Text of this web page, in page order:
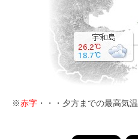
※赤字 ・・・夕方までの最高気温